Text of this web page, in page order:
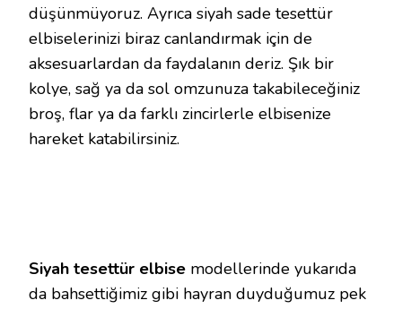
düşünmüyoruz. Ayrıca siyah sade tesettür
elbiselerinizi biraz canlandırmak için de
aksesuarlardan da faydalanın deriz. Şık bir
kolye, sağ ya da sol omzunuza takabileceğiniz
broş, flar ya da farklı zincirlerle elbisenize
hareket katabilirsiniz.
Siyah tesettür elbise modellerinde yukarıda
da bahsettiğimiz gibi hayran duyduğumuz pek